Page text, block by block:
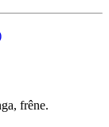
frêne.